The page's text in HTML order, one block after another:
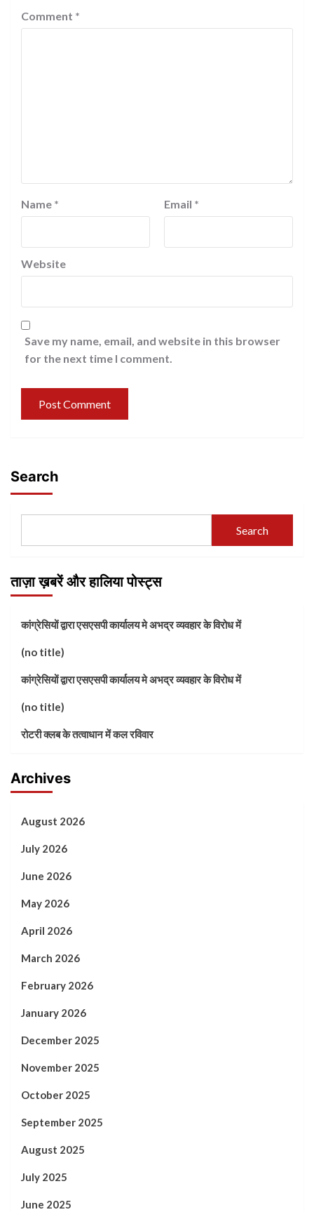
Comment *
Name * Email *
Website
Save my name, email, and website in this browser
for the next time I comment.
Search
Search
ताज़ा ख़बरें और हालिया पोस्ट्स
कांग्रेसियों द्वारा एसएसपी कार्यालय मे अभद्र व्यवहार के विरोध में
(no title)
कांग्रेसियों द्वारा एसएसपी कार्यालय मे अभद्र व्यवहार के विरोध में
(no title)
रोटरी क्लब के तत्वाधान में कल रविवार
Archives
August 2026
July 2026
June 2026
May 2026
April 2026
March 2026
February 2026
January 2026
December 2025
November 2025
October 2025
September 2025
August 2025
July 2025
June 2025